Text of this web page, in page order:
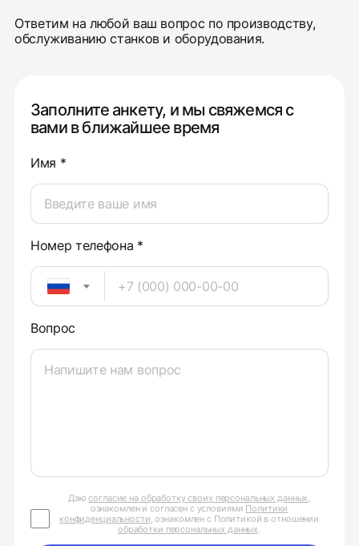
Ответим на любой ваш вопрос по производству,
обслуживанию станков и оборудования.
Заполните анкету, и мы свяжемся с
вами в ближайшее время
Имя *
Номер телефона *
Вопрос
Даюсогласие на обработку своих персональных данных,
ознакомлен и согласен с условиями Политики
конфиденциальности, ознакомлен с Политикой в отношении
обработки персональных данных.